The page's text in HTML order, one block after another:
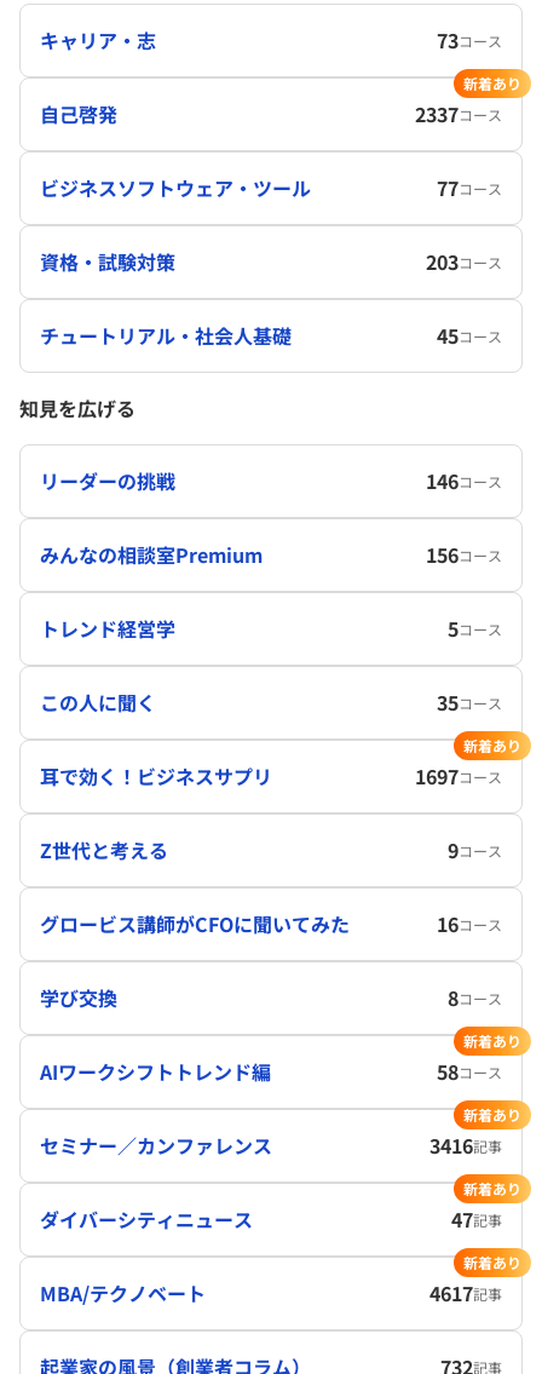
キャリア・志 73コース
自己啓発 2337コース
新着あり
ビジネスソフトウェア・ツール 77コース
資格・試験対策 203コース
チュートリアル・社会人基礎 45コース
知見を広げる
リーダーの挑戦 146コース
みんなの相談室Premium 156コース
トレンド経営学 5コース
この人に聞く 35コース
耳で効く！ビジネスサプリ 1697コース
新着あり
Z世代と考える 9コース
グロービス講師がCFOに聞いてみた 16コース
学び交換 8コース
AIワークシフトトレンド編 58コース
新着あり
セミナー／カンファレンス 3416記事
新着あり
ダイバーシティニュース 47記事
新着あり
MBA/テクノベート 4617記事
新着あり
起業家の風景（創業者コラム） 732記事